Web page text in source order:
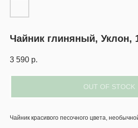
Чайник глиняный, Уклон,
3 590 р.
OUT OF STOCK
Чайник красивого песочного цвета,